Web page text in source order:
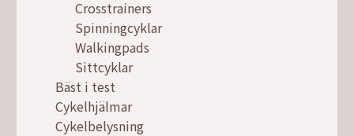
Crosstrainers
Spinningcyklar
Walkingpads
Sittcyklar
Bäst i test
Cykelhjälmar
Cykelbelysning